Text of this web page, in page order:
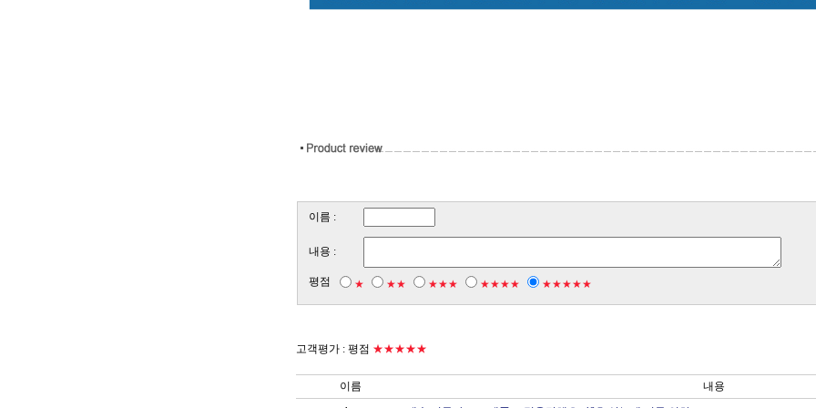
이름 :
내용 :
평점 ★ ★★ ★★★ ★★★★ ★★★★★
고객평가 : 평점 ★★★★★
이름
내용